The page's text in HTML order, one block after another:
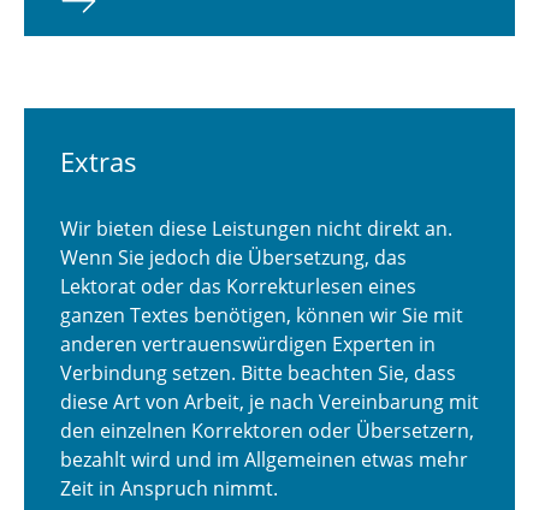
Extras
Wir bieten diese Leistungen nicht direkt an.
Wenn Sie jedoch die Übersetzung, das
Lektorat oder das Korrekturlesen eines
ganzen Textes benötigen, können wir Sie mit
anderen vertrauenswürdigen Experten in
Verbindung setzen. Bitte beachten Sie, dass
diese Art von Arbeit, je nach Vereinbarung mit
den einzelnen Korrektoren oder Übersetzern,
bezahlt wird und im Allgemeinen etwas mehr
Zeit in Anspruch nimmt.